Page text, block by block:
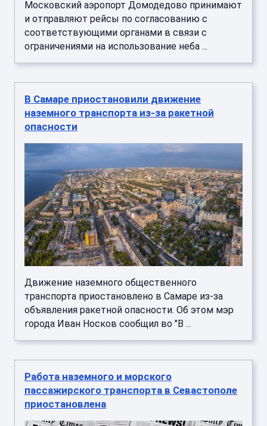
Московский аэропорт Домодедово принимают
и отправляют рейсы по согласованию с
соответствующими органами в связи с
ограничениями на использование неба ...
В Самаре приостановили движение
наземного транспорта из-за ракетной
опасности
Движение наземного общественного
транспорта приостановлено в Самаре из-за
объявления ракетной опасности. Об этом мэр
города Иван Носков сообщил во "В ...
Работа наземного и морского
пассажирского транспорта в Севастополе
приостановлена